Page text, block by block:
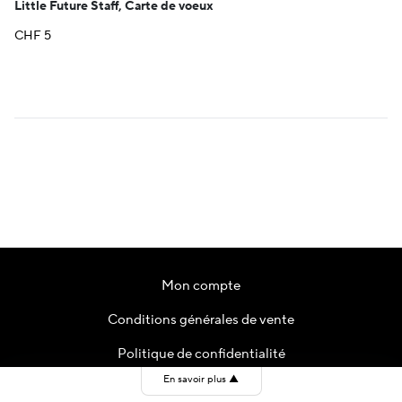
Little Future Staff, Carte de voeux
CHF 5
Mon compte
Conditions générales de vente
Politique de confidentialité
Contact
En savoir plus ▲